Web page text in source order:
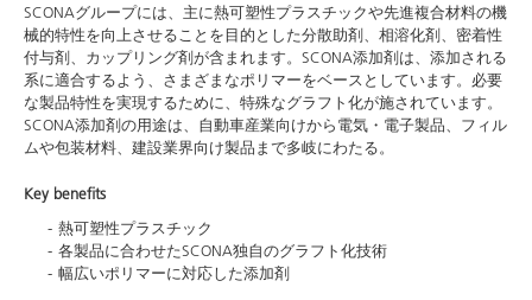
SCONAグループには、主に熱可塑性プラスチックや先進複合材料の機
械的特性を向上させることを目的とした分散助剤、相溶化剤、密着性
付与剤、カップリング剤が含まれます。SCONA添加剤は、添加される
系に適合するよう、さまざまなポリマーをベースとしています。必要
な製品特性を実現するために、特殊なグラフト化が施されています。
SCONA添加剤の用途は、自動車産業向けから電気・電子製品、フィル
ムや包装材料、建設業界向け製品まで多岐にわたる。
Key benefits
熱可塑性プラスチック
各製品に合わせたSCONA独自のグラフト化技術
幅広いポリマーに対応した添加剤